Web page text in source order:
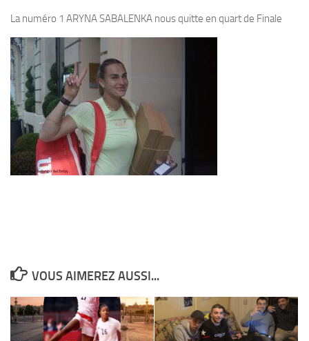
La numéro 1 ARYNA SABALENKA nous quitte en quart de Finale
VOUS AIMEREZ AUSSI...